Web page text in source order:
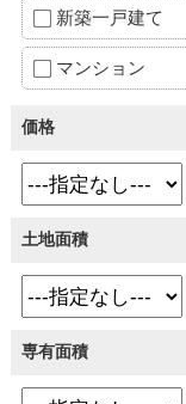
新築一戸建て
マンション
価格
土地面積
専有面積